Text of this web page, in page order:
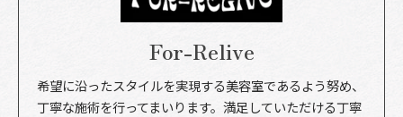
For-Relive
希望に沿ったスタイルを実現する美容室であるよう努め、
丁寧な施術を行ってまいります。満足していただける丁寧